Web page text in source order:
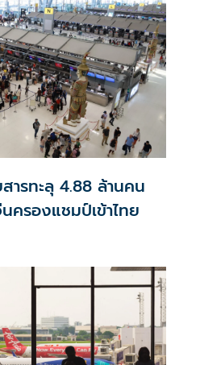
ารทะลุ 4.88 ล้านคน
ครองแชมป์เข้าไทย